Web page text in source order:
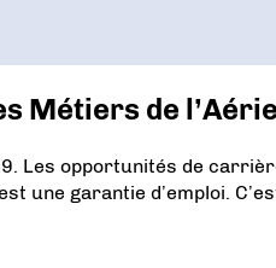
Métiers de
Les opportunités de
une garantie d’emploi.